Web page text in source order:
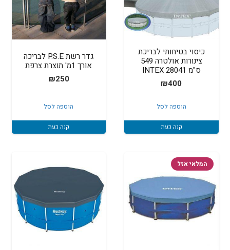
כיסוי בטיחותי לבריכת
צינורות אולטרה 549
ס"מ 28041 INTEX
₪400
הוספה לסל
קנה כעת
גדר רשת P.S.E לבריכה
אורך 1מ' תוצרת צרפת
₪250
הוספה לסל
קנה כעת
המלאי אזל